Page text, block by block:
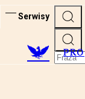
Serwisy
PRO